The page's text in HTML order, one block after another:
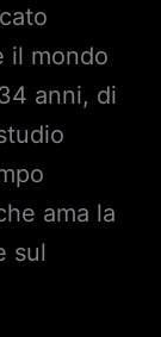
il mondo
anni, di
ama la
sul